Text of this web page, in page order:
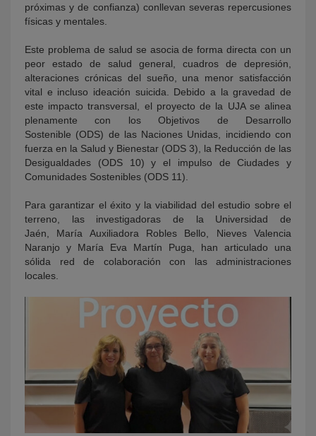
próximas y de confianza) conllevan severas repercusiones
físicas y mentales.
Este problema de salud se asocia de forma directa con un
peor estado de salud general, cuadros de depresión,
alteraciones crónicas del sueño, una menor satisfacción
vital e incluso ideación suicida. Debido a la gravedad de
este impacto transversal, el proyecto de la UJA se alinea
plenamente con losObjetivos de Desarrollo
Sostenible (ODS) de las Naciones Unidas, incidiendo con
fuerza en la Salud y Bienestar (ODS 3), la Reducción de las
Desigualdades (ODS 10) y el impulso de Ciudades y
Comunidades Sostenibles (ODS 11).
Para garantizar el éxito y la viabilidad del estudio sobre el
terreno, las investigadoras de la Universidad de
Jaén, María Auxiliadora Robles Bello, Nieves Valencia
Naranjo y María Eva Martín Puga , han articulado una
sólida red de colaboración con las administraciones
locales.